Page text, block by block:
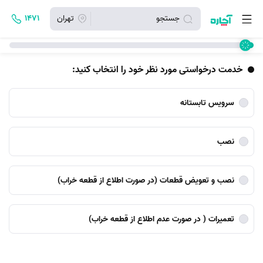
جستجو تهران ۱۴۷۱
خدمت درخواستی مورد نظر خود را انتخاب کنید:
سرویس تابستانه
نصب
نصب و تعویض قطعات (در صورت اطلاع از قطعه خراب)
تعمیرات ( در صورت عدم اطلاع از قطعه خراب)